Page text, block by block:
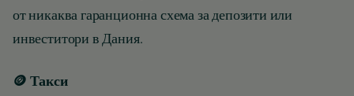
от никаква гаранционна схема за депозити или
инвеститори в Дания.
🪙 Такси